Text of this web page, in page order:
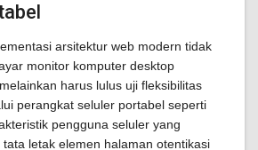
arsitektur web modern tidak
monitor komputer desktop
harus lulus uji fleksibilitas
perangkat seluler portabel seperti
pengguna seluler yang
letak elemen halaman otentikasi